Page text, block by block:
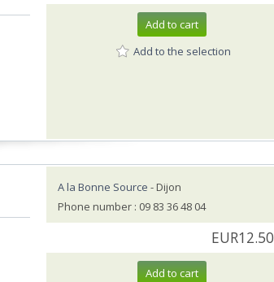
Add to cart
Add to the selection
A la Bonne Source - Dijon
Phone number : 09 83 36 48 04
EUR12.50
Add to cart